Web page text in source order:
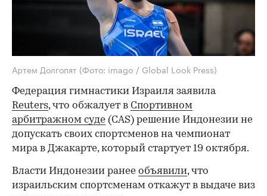
Артем Долгопят (Фото: imago / Global Look Press)
Федерация гимнастики Израиля заявила
Reuters, что обжалует в Спортивном
арбитражном суде (CAS) решение Индонезии не
допускать своих спортсменов на чемпионат
мира в Джакарте, который стартует 19 октября.
Власти Индонезии ранее объявили, что
израильским спортсменам откажут в выдаче виз